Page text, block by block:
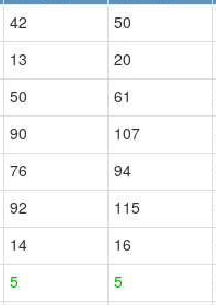
42 50
13 20
50 61
90 107
76 94
92 115
14 16
5 5